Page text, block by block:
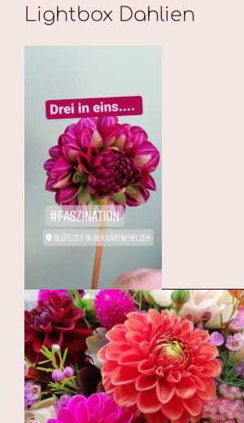
Lightbox Dahlien